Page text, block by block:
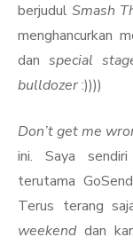
berjudul Smash
menghancurkan
danspecial
bulldozer:))))
Don’t get me
ini. Saya
terutama
Terus terang
weekenddan